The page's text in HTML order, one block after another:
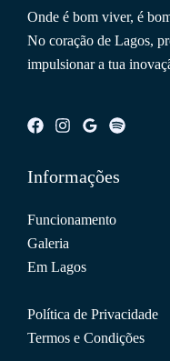
Onde é bom viver, é
No coração de Lagos,
impulsionar a tua
Informações
Funcionamento
Galeria
Em Lagos
Política de Privacidade
Termos e Condições